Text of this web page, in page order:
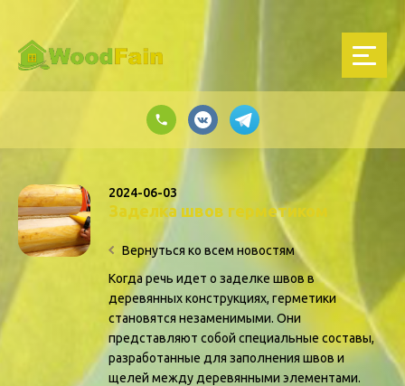
2024-06-03
Заделка швов герметиком
Вернуться ко всем новостям
Когда речь идет о заделке швов в
деревянных конструкциях, герметики
становятся незаменимыми. Они
представляют собой специальные составы,
разработанные для заполнения швов и
щелей между деревянными элементами.